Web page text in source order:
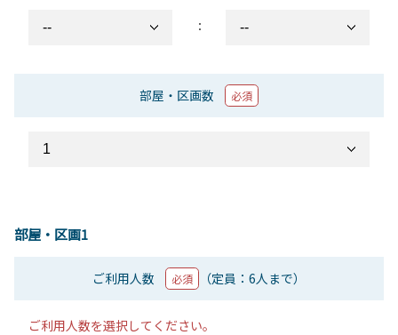
：
部屋・区画数 必須
部屋・区画1
ご利用人数 必須 （定員：6人まで）
ご利用人数を選択してください。